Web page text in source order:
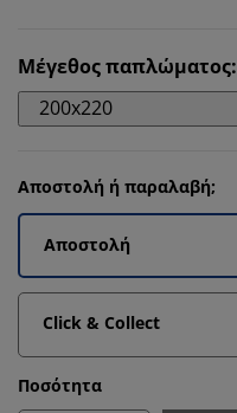
Μέγεθος παπλώματος:
200x220
Αποστολή ή παραλαβή;
Αποστολή
Click & Collect
Ποσότητα